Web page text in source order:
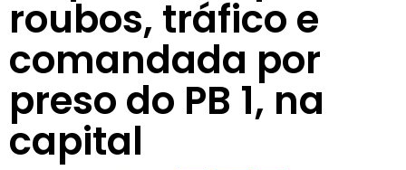
roubos, tráfico e
comandada por
preso do PB 1, na
capital